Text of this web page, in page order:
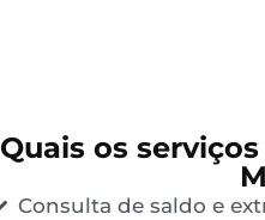
Quais os
Consulta de saldo e